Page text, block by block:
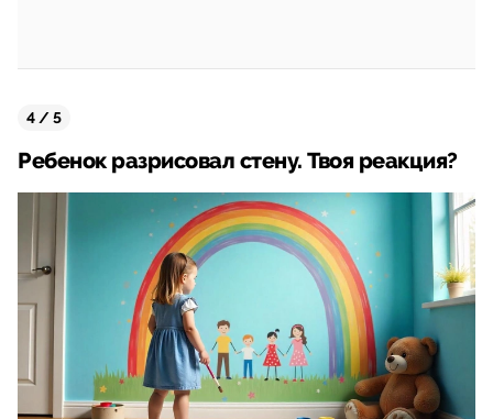
4 / 5
Ребенок разрисовал стену. Твоя реакция?